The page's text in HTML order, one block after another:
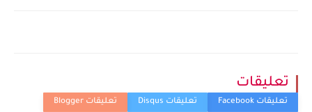
تعليقات